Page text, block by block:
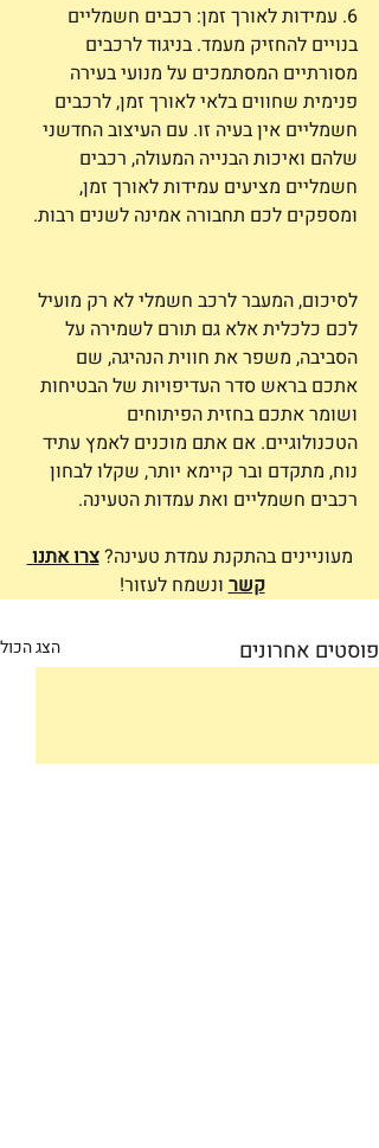
6. עמידות לאורך זמן: רכבים חשמליים
בנויים להחזיק מעמד. בניגוד לרכבים
מסורתיים המסתמכים על מנועי בעירה
פנימית שחווים בלאי לאורך זמן, לרכבים
חשמליים אין בעיה זו. עם העיצוב החדשני
שלהם ואיכות הבנייה המעולה, רכבים
חשמליים מציעים עמידות לאורך זמן,
ומספקים לכם תחבורה אמינה לשנים רבות.
לסיכום, המעבר לרכב חשמלי לא רק מועיל
לכם כלכלית אלא גם תורם לשמירה על
הסביבה, משפר את חווית הנהיגה, שם
אתכם בראש סדר העדיפויות של הבטיחות
ושומר אתכם בחזית הפיתוחים
הטכנולוגיים. אם אתם מוכנים לאמץ עתיד
נוח, מתקדם ובר קיימא יותר, שקלו לבחון
רכבים חשמליים ואת עמדות הטעינה.
מעוניינים בהתקנת עמדת טעינה? צרו אתנו
קשר ונשמח לעזור!
פוסטים אחרונים הצג הכול